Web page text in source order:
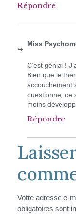
Répondre
Miss
C’est génial !
Bien que le
accouchement
questionne, ce
moins
Répondre
Votre adresse e-
obligatoires sont